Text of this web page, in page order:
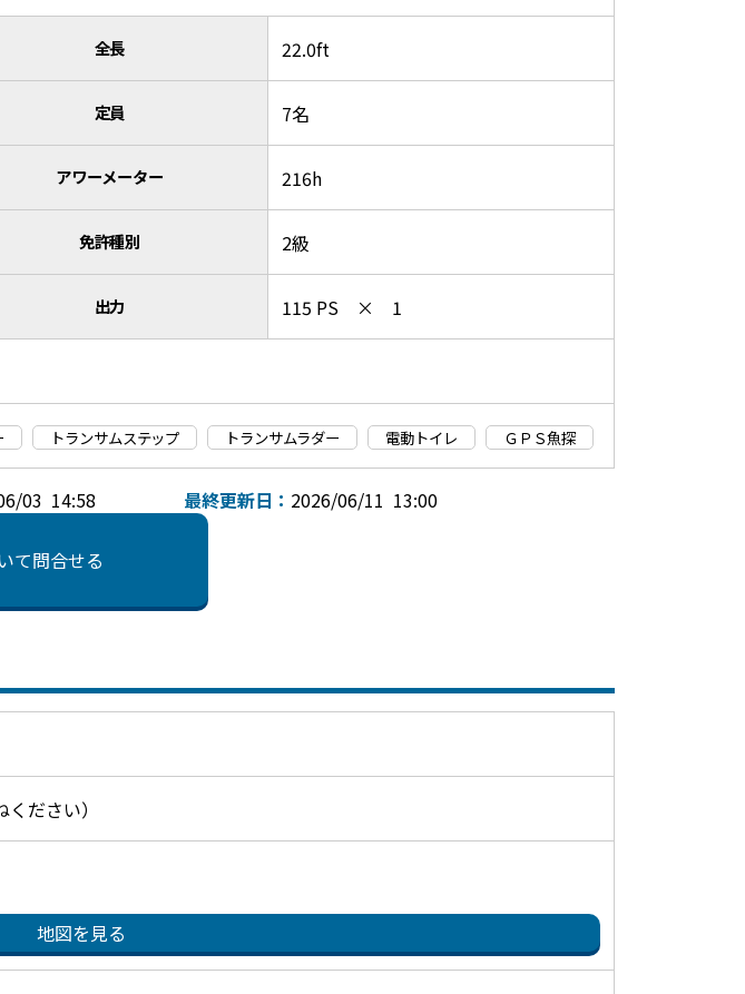
全長 22.0ft
定員 7名
アワーメーター 216h
免許種別 2級
出力 115 PS × 1
トランサムステップ トランサムラダー 電動トイレ ＧＰＳ魚探
03 14:58 最終更新日： 2026/06/11 13:00
て問合せる
ださい）
地図を見る